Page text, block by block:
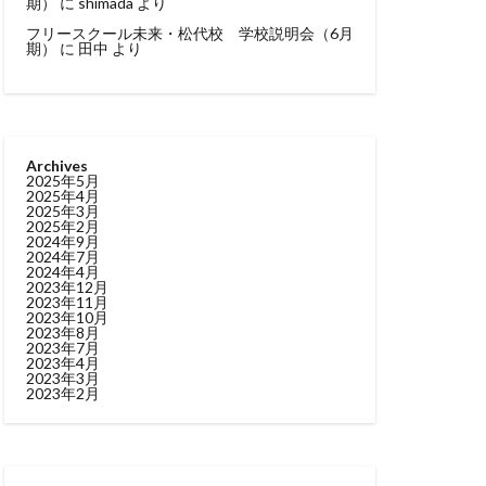
フリースクール未来・松代校 学校説明会（6月
期）
に 田中 より
Archives
2025年5月
2025年4月
2025年3月
2025年2月
2024年9月
2024年7月
2024年4月
2023年12月
2023年11月
2023年10月
2023年8月
2023年7月
2023年4月
2023年3月
2023年2月